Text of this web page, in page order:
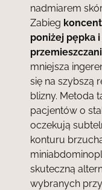
nadmiarem
Zabieg
poniżej pępka
mniejsza
się na szybszą
blizny. Metoda
pacjentów o
oczekują
konturu
skuteczną
wybranych